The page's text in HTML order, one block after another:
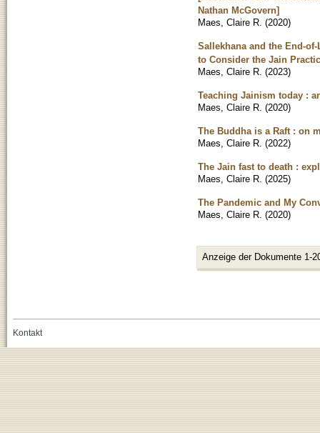
Nathan McGovern]
Maes, Claire R. (2020)
Sallekhana and the End-
to Consider the Jain
Maes, Claire R. (2023)
Teaching Jainism today :
Maes, Claire R. (2020)
The Buddha is a Raft : on
Maes, Claire R. (2022)
The Jain fast to death :
Maes, Claire R. (2025)
The Pandemic and My
Maes, Claire R. (2020)
Anzeige der Dokumente 1-
Kontakt